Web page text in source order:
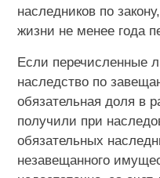
наследников по
жизни не менее года
Если перечисленные
наследство по
обязательная доля в
получили при
обязательных
незавещанного